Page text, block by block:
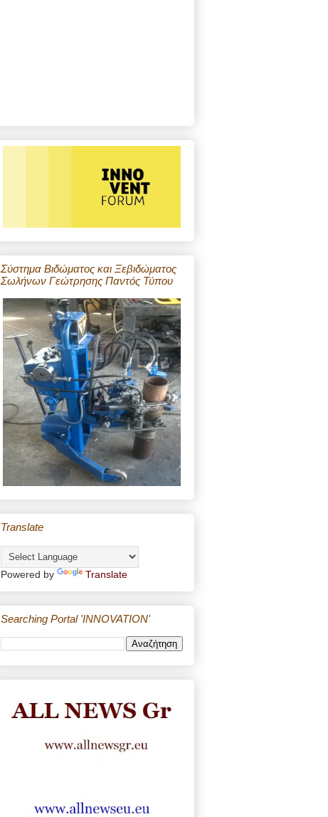
Σύστημα Βιδώματος και Ξεβιδώματος
Σωλήνων Γεώτρησης Παντός Τύπου
Translate
Powered by Translate
Searching Portal 'INNOVATION'